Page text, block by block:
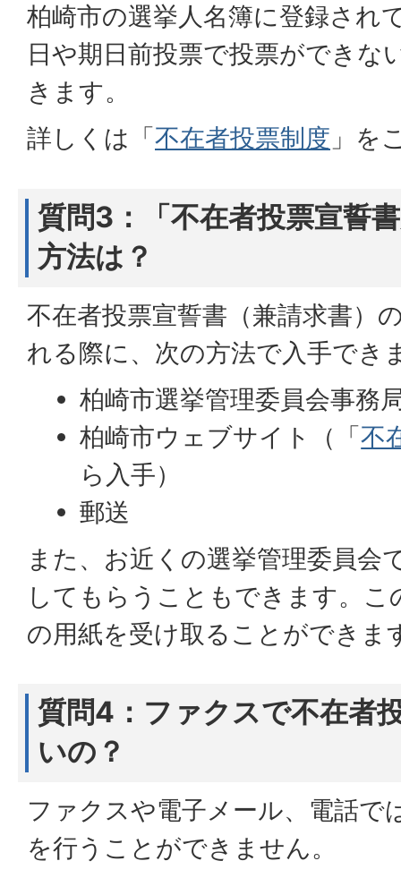
柏崎市の選挙人名簿に登録され
日や期日前投票で投票ができな
きます。
詳しくは「不在者投票制度 」を
質問3：「不在者投票宣誓
方法は？
不在者投票宣誓書（兼請求書）
れる際に、次の方法で入手でき
柏崎市選挙管理委員会事務
柏崎市ウェブサイト（「不
ら入手）
郵送
また、お近くの選挙管理委員会
してもらうこともできます。こ
の用紙を受け取ることができま
質問4：ファクスで不在者
いの？
ファクスや電子メール、電話で
を行うことができません。